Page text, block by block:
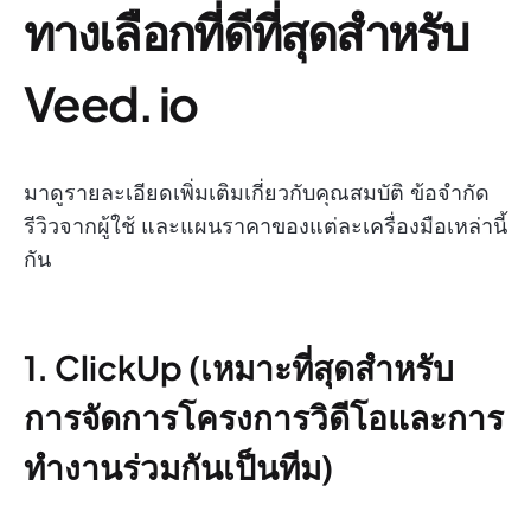
ทางเลือกที่ดีที่สุดสำหรับ
Veed. io
มาดูรายละเอียดเพิ่มเติมเกี่ยวกับคุณสมบัติ ข้อจำกัด
รีวิวจากผู้ใช้ และแผนราคาของแต่ละเครื่องมือเหล่านี้
กัน
1. ClickUp (เหมาะที่สุดสำหรับ
การจัดการโครงการวิดีโอและการ
ทำงานร่วมกันเป็นทีม)